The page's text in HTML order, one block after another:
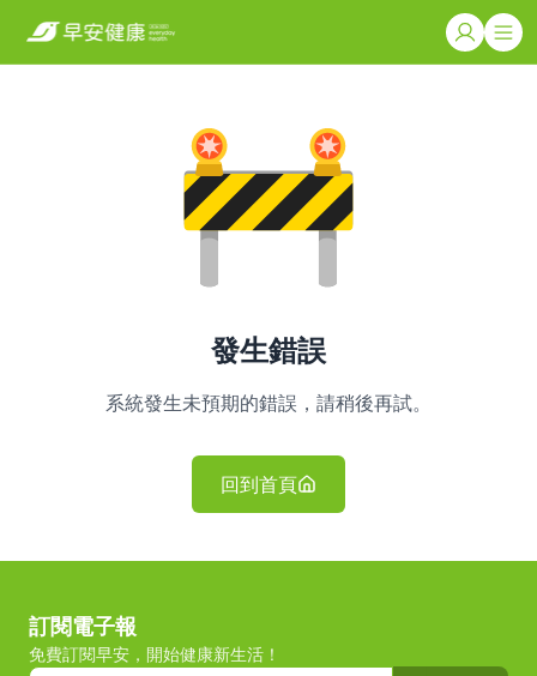
發生錯誤
系統發生未預期的錯誤，請稍後再試。
回到首頁
訂閱電子報
免費訂閱早安，開始健康新生活！